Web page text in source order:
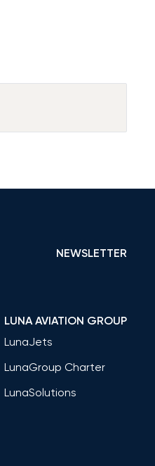
NEWSLETTER
LUNA AVIATION GROUP
LunaJets
LunaGroup Charter
LunaSolutions